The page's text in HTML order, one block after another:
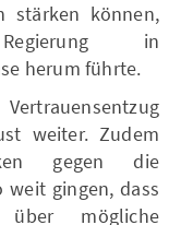
stärken können,
in
herum führte.
weiter. Zudem
gegen die
weit gingen, dass
mögliche